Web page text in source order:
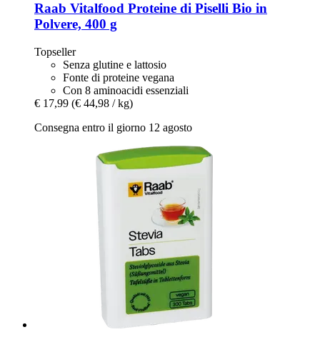
Raab Vitalfood Proteine di Piselli Bio in
Polvere, 400 g
Topseller
Senza glutine e lattosio
Fonte di proteine vegana
Con 8 aminoacidi essenziali
€ 17,99 (€ 44,98 / kg)
Consegna entro il giorno 12 agosto